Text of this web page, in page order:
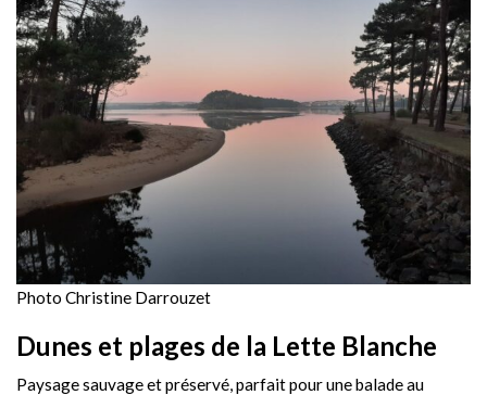
Photo Christine Darrouzet
Dunes et plages de la Lette Blanche
Paysage sauvage et préservé, parfait pour une balade au